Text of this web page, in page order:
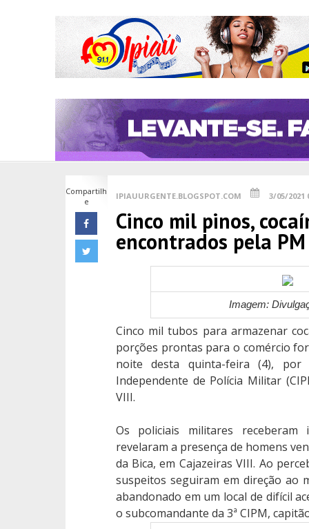
Compartilh
e
IPIAUURGENTE.BLOGSPOT.COM 3/05/2021
Cinco mil pinos,
encontrados pela PM
Imagem:
Cinco mil tubos para armazenar
porções prontas para o comércio
noite desta quinta-feira (4), por
Independente de Polícia Militar
VIII.
Os policiais militares receberam
revelaram a presença de homens
da Bica, em Cajazeiras VIII. Ao
suspeitos seguiram em direção ao
abandonado em um local de difícil
o subcomandante da 3ª CIPM,